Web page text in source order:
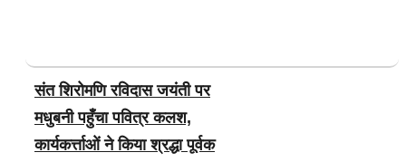
संत शिरोमणि रविदास जयंती पर
मधुबनी पहुँचा पवित्र कलश,
कार्यकर्त्ताओं ने किया श्रद्धा पूर्वक